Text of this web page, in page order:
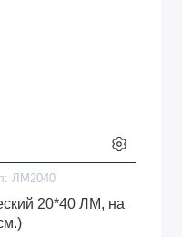
ЛМ2040
20*40 ЛМ, на